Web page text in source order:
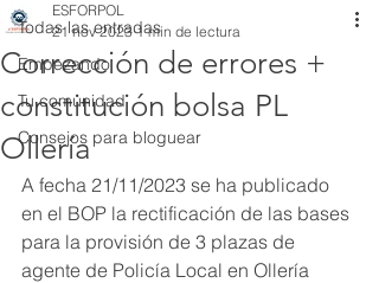
Todas las entradas
Empezando
Tu comunidad
Consejos para bloguear
Corrección de errores +
constitución bolsa PL
Ollería
ESFORPOL
21 nov 2023 1 min de lectura
A fecha 21/11/2023 se ha publicado
en el BOP la rectificación de las bases
para la provisión de 3 plazas de
agente de Policía Local en Ollería